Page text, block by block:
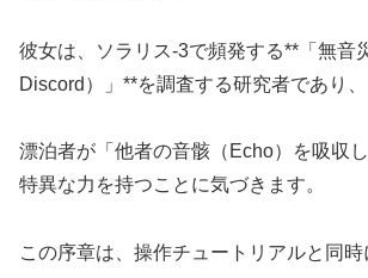
彼女は、ソラリス-3で頻発する**「無音
Discord）」**を調査する研究者であり、
漂泊者が「他者の音骸（Echo）を吸収し
特異な力を持つことに気づきます。
この序章は、操作チュートリアルと同時